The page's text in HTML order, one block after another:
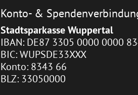
Konto- &
Stadtsparkasse Wuppertal
IBAN: DE87 3305 0000 0000
BIC: WUPSDE33XXX
Konto: 8343 66
BLZ: 33050000